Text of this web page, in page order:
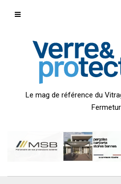
Le mag de référence du